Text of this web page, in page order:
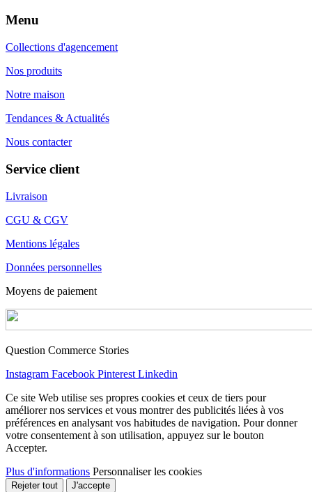
Menu
Collections d'agencement
Nos produits
Notre maison
Tendances & Actualités
Nous contacter
Service client
Livraison
CGU & CGV
Mentions légales
Données personnelles
Moyens de paiement
Question Commerce Stories
Instagram Facebook Pinterest Linkedin
Ce site Web utilise ses propres cookies et ceux de tiers pour
améliorer nos services et vous montrer des publicités liées à vos
préférences en analysant vos habitudes de navigation. Pour donner
votre consentement à son utilisation, appuyez sur le bouton
Accepter.
Plus d'informations Personnaliser les cookies
Rejeter tout J'accepte